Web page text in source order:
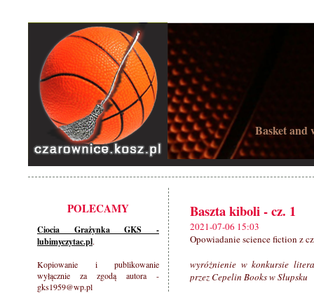
Basket and
POLECAMY
Ciocia Grażynka GKS -
lubimyczytac.pl.
Kopiowanie i publikowanie
wyłącznie za zgodą autora -
gks1959@wp.pl
Baszta kiboli - cz. 1
2021-07-06 15:03
Opowiadanie science fiction z
wyróżnienie w konkursie
przez Cepelin Books w Słupsku